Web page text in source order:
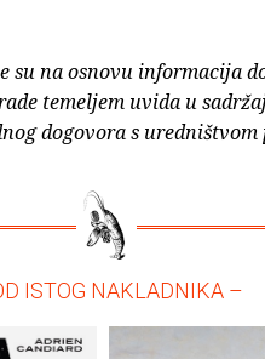
su na osnovu informacija
temeljem uvida u
dogovora s uredništvom
ISTOG NAKLADNIKA –